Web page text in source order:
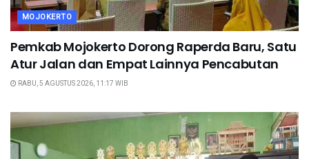
MOJOKERTO
Pemkab Mojokerto Dorong Raperda Baru, Satu
Atur Jalan dan Empat Lainnya Pencabutan
RABU, 5 AGUSTUS 2026, 11:17 WIB